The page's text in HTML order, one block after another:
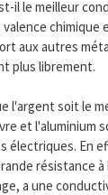
il le meilleur
valence
aux autres
plus librement.
l'argent soit le
et l'aluminium
électriques. En
résistance à
a une